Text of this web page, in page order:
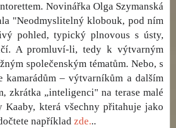
Novinářka Olga Szymanská
"Neodmyslitelný klobouk, pod ním
pohled, typický plnovous s ústy,
A promluví-li, tedy k výtvarným
společenským tématům. Nebo, s
kamarádům – výtvarníkům a dalším
zkrátka „inteligenci" na terase malé
Kaaby, která všechny přitahuje jako
například zde...